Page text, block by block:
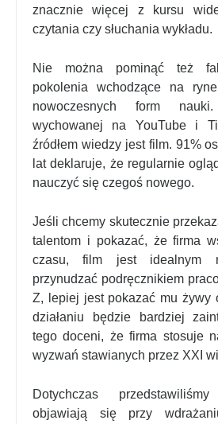
znacznie więcej z kursu
czytania czy słuchania wykładu.
Nie można pominąć też
pokolenia wchodzące na
nowoczesnych form
wychowanej na YouTube i
źródłem wiedzy jest film. 91%
lat deklaruje, że regularnie
nauczyć się czegoś nowego.
Jeśli chcemy skutecznie
talentom i pokazać, że firma
czasu, film jest idealnym
przynudzać podręcznikiem
Z, lepiej jest pokazać mu żywy
działaniu będzie bardziej
tego doceni, że firma stosuje
wyzwań stawianych przez XXI
Dotychczas
objawiają się przy